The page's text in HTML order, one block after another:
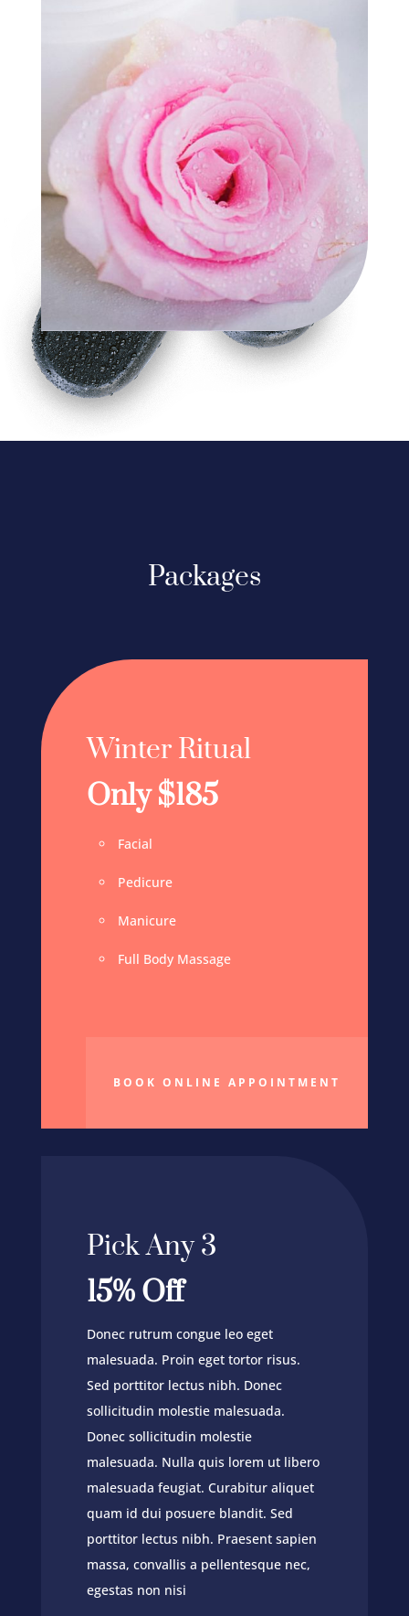
Packages
Winter Ritual
Only $185
Facial
Pedicure
Manicure
Full Body Massage
BOOK ONLINE APPOINTMENT
Pick Any 3
15% Off
Donec rutrum congue leo eget
malesuada. Proin eget tortor risus.
Sed porttitor lectus nibh. Donec
sollicitudin molestie malesuada.
Donec sollicitudin molestie
malesuada. Nulla quis lorem ut libero
malesuada feugiat. Curabitur aliquet
quam id dui posuere blandit. Sed
porttitor lectus nibh. Praesent sapien
massa, convallis a pellentesque nec,
egestas non nisi